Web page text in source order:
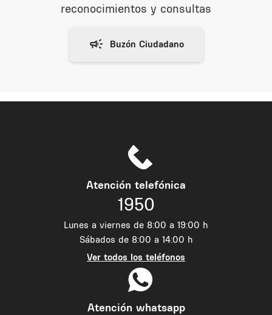
reconocimientos y consultas
Atención telefónica
1950
Lunes a viernes de 8:00 a 19:00 h
Sábados de 8:00 a 14:00 h
Ver todos los teléfonos
Atención whatsapp